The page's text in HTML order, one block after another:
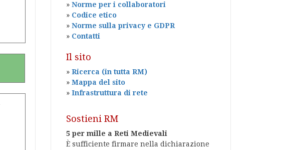
» Norme per i collaboratori
» Codice etico
» Norme sulla privacy e GDPR
» Contatti
Il sito
» Ricerca (in tutta RM)
» Mappa del sito
» Infrastruttura di rete
Sostieni RM
5 per mille a Reti Medievali
È sufficiente firmare nella dichiarazione